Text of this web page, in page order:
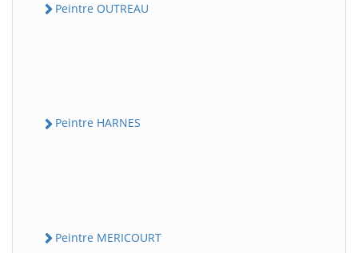
Peintre OUTREAU
Peintre HARNES
Peintre MERICOURT